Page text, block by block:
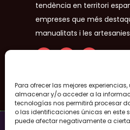
Para ofrecer las mejores
almacenar y/o acceder a la
tecnologías nos permitirá procesar
o las identificaciones únicas en este
puede afectar negativamente a
tendència en territori
empreses que més
manualitats i les
Creativa Barcelona® 2026-